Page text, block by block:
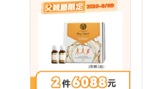
客服資訊
門市據點 常見問題
關於我們
關於德風 人力招募